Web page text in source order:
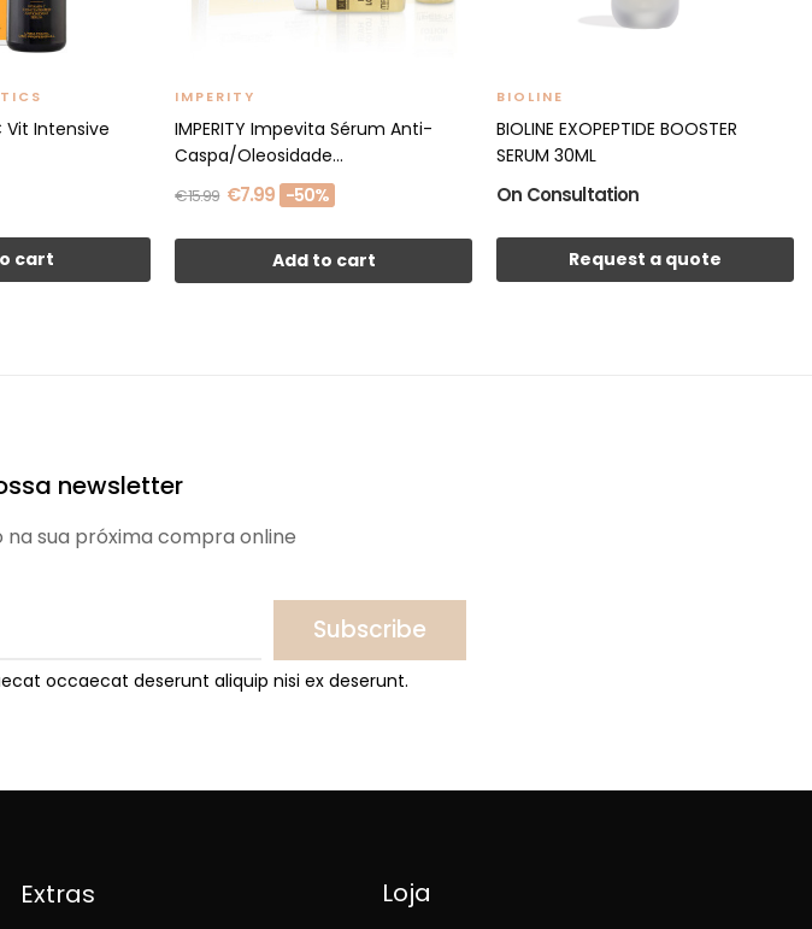
Vit Intensive
cart
IMPERITY
IMPERITY Impevita Sérum Anti-
Caspa/Oleosidade...
€15.99 €7.99 -50%
Add to cart
BIOLINE
BIOLINE EXOPEPTIDE BOOSTER
SERUM 30ML
On Consultation
Request a quote
newsletter
sua próxima compra online
Subscribe
occaecat deserunt aliquip nisi ex deserunt.
Extras Loja